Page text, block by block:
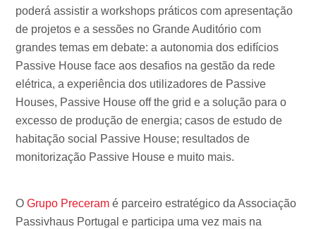
poderá assistir a workshops práticos com apresentação
de projetos e a sessões no Grande Auditório com
grandes temas em debate: a autonomia dos edifícios
Passive House face aos desafios na gestão da rede
elétrica, a experiência dos utilizadores de Passive
Houses, Passive House off the grid e a solução para o
excesso de produção de energia; casos de estudo de
habitação social Passive House; resultados de
monitorização Passive House e muito mais.
OGrupo Preceram é parceiro estratégico da Associação
Passivhaus Portugal e participa uma vez mais na